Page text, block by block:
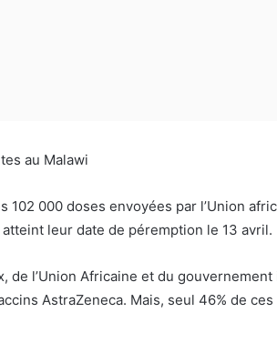
au Malawi
102 000 doses envoyées par l’Union
leur date de péremption le 13 avril.
de l’Union Africaine et du
AstraZeneca. Mais, seul 46% de